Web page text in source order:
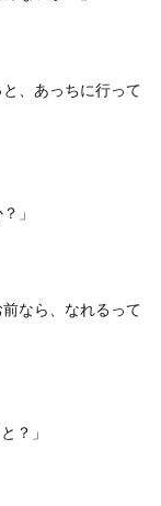
、あっちに行って
」
なら、なれるって
？」